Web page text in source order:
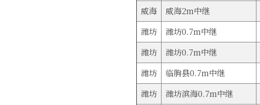
威海 威海2m中继
潍坊
潍坊0.7m中继
潍坊
潍坊0.7m中继
潍坊
临朐县0.7m中继
潍坊
潍坊滨海0.7m中继